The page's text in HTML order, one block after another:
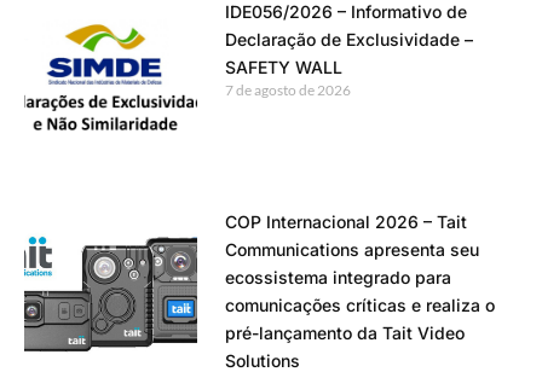
IDE056/2026 – Informativo de
Declaração de Exclusividade –
SAFETY WALL
7 de agosto de 2026
COP Internacional 2026 – Tait
Communications apresenta seu
ecossistema integrado para
comunicações críticas e realiza o
pré-lançamento da Tait Video
Solutions